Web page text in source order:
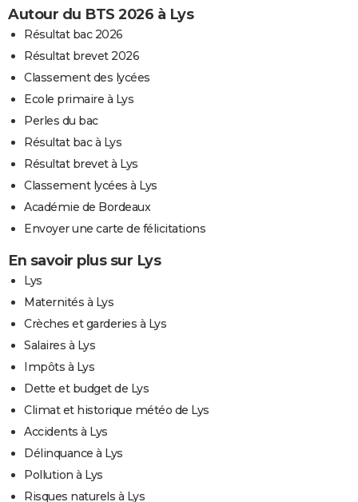
Autour du BTS 2026 à Lys
Résultat bac 2026
Résultat brevet 2026
Classement des lycées
Ecole primaire à Lys
Perles du bac
Résultat bac à Lys
Résultat brevet à Lys
Classement lycées à Lys
Académie de Bordeaux
Envoyer une carte de félicitations
En savoir plus sur Lys
Lys
Maternités à Lys
Crèches et garderies à Lys
Salaires à Lys
Impôts à Lys
Dette et budget de Lys
Climat et historique météo de Lys
Accidents à Lys
Délinquance à Lys
Pollution à Lys
Risques naturels à Lys